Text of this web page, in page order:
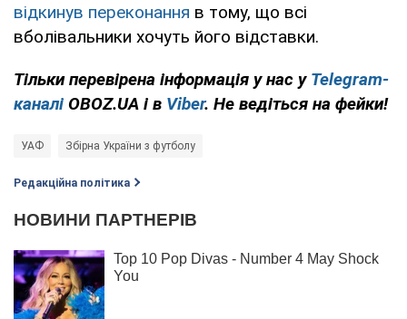
відкинув переконання в тому, що всі
вболівальники хочуть його відставки.
Тільки перевірена інформація у нас у Telegram-
каналі OBOZ.UA і в Viber. Не ведіться на фейки!
УАФ Збірна України з футболу
Редакційна політика